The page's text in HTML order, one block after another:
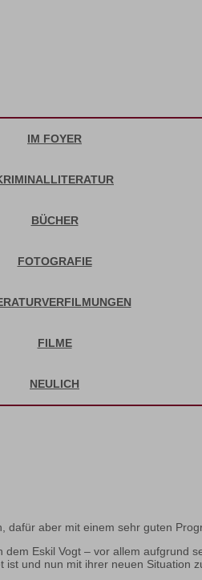
IM FOYER
BÜCHER
FOTOGRAFIE
FILME
NEULICH
dafür aber mit einem sehr guten
dem Eskil Vogt – vor allem aufgrund
und nun mit ihrer neuen Situation